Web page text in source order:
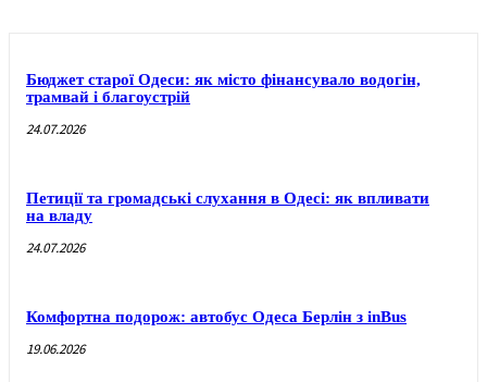
Бюджет старої Одеси: як місто фінансувало водогін,
трамвай і благоустрій
24.07.2026
Петиції та громадські слухання в Одесі: як впливати
на владу
24.07.2026
Комфортна подорож: автобус Одеса Берлін з inBus
19.06.2026